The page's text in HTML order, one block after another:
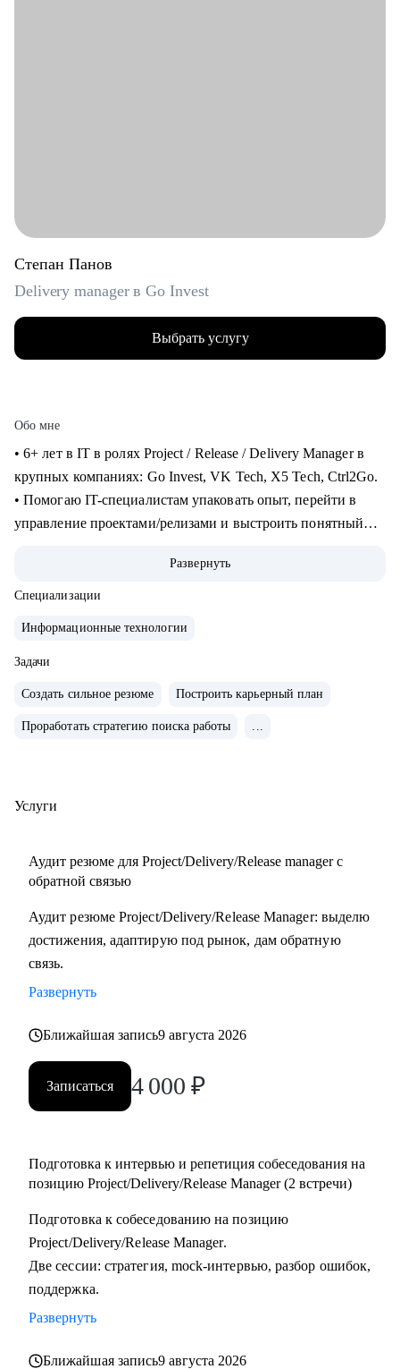
Степан Панов
Delivery manager в Go Invest
Выбрать услугу
Обо мне
• 6+ лет в IT в ролях Project / Release / Delivery Manager в
крупных компаниях: Go Invest, VK Tech, X5 Tech, Ctrl2Go.
• Помогаю IT-специалистам упаковать опыт, перейти в
управление проектами/релизами и выстроить понятный
• Обучение и сертификаты:
• 2024 — ITSM. Основы управления ИТ-услугами
• 2022 — «Поколение Python: курс для начинающих»
• 2021 — Kanban System Design, Professional Scrum Master
• Аудит резюме для Project / Delivery / Release Manager
• Переход в управление из разработки / аналитики /
Кому могу помочь:
усилить резюме, поднять отклики и двигаться к более
сильным компаниям.
• Системным и продуктовым аналитикам, разработчикам и
тестировщикам, которые планируют переход в управление
• Тимлидам и начинающим менеджерам, которым нужен
внешний взгляд на резюме, карьерный трек и точки роста.
• IT-специалистам, которые хотят системно подойти к
карьере, а не просто “стрелять откликами” в разные
Развернуть
Специализации
Информационные технологии
Задачи
Создать сильное резюме Построить карьерный план
Проработать стратегию поиска работы ...
Услуги
Аудит резюме для Project/Delivery/Release manager с
обратной связью
Аудит резюме Project/Delivery/Release Manager: выделю
достижения, адаптирую под рынок, дам обратную
связь.
Развернуть
Ближайшая запись9 августа 2026
Записаться 4 000 ₽
Подготовка к интервью и репетиция собеседования на
позицию Project/Delivery/Release Manager (2 встречи)
Подготовка к собеседованию на позицию
Project/Delivery/Release Manager.
Две сессии: стратегия, mock-интервью, разбор ошибок,
поддержка.
Развернуть
Ближайшая запись9 августа 2026